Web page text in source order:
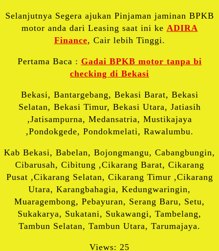
Selanjutnya Segera ajukan Pinjaman jaminan BPKB
motor anda dari Leasing saat ini ke ADIRA
Finance, Cair lebih Tinggi.
Pertama Baca : Gadai BPKB motor tanpa bi
checking di Bekasi
Bekasi, Bantargebang, Bekasi Barat, Bekasi
Selatan, Bekasi Timur, Bekasi Utara, Jatiasih
,Jatisampurna, Medansatria, Mustikajaya
,Pondokgede, Pondokmelati, Rawalumbu.
Kab Bekasi, Babelan, Bojongmangu, Cabangbungin,
Cibarusah, Cibitung ,Cikarang Barat, Cikarang
Pusat ,Cikarang Selatan, Cikarang Timur ,Cikarang
Utara, Karangbahagia, Kedungwaringin,
Muaragembong, Pebayuran, Serang Baru, Setu,
Sukakarya, Sukatani, Sukawangi, Tambelang,
Tambun Selatan, Tambun Utara, Tarumajaya.
Views: 25